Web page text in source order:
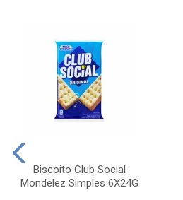
Biscoito Club Social
Mondelez Simples 6X24G